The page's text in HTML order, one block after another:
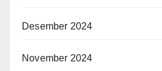
Desember 2024
November 2024